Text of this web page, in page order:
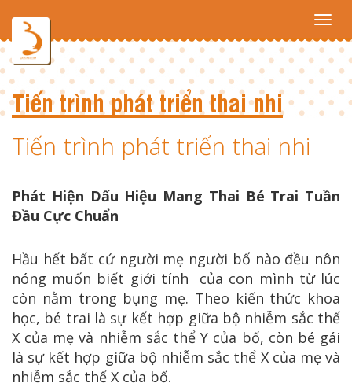
Tiến trình phát triển thai nhi
Tiến trình phát triển thai nhi
Phát Hiện Dấu Hiệu Mang Thai Bé Trai Tuần
Đầu Cực Chuẩn
Hầu hết bất cứ người mẹ người bố nào đều nôn
nóng muốn biết giới tính của con mình từ lúc
còn nằm trong bụng mẹ. Theo kiến thức khoa
học, bé trai là sự kết hợp giữa bộ nhiễm sắc thể
X của mẹ và nhiễm sắc thể Y của bố, còn bé gái
là sự kết hợp giữa bộ nhiễm sắc thể X của mẹ và
nhiễm sắc thể X của bố.